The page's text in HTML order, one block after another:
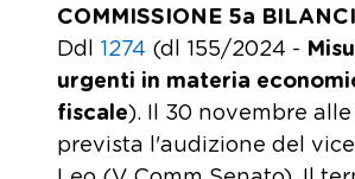
COMMISSIONE 5a
Ddl 1274 (dl 155/2024 -
urgenti in materia
fiscale). Il 30 novembre alle
prevista l'audizione del